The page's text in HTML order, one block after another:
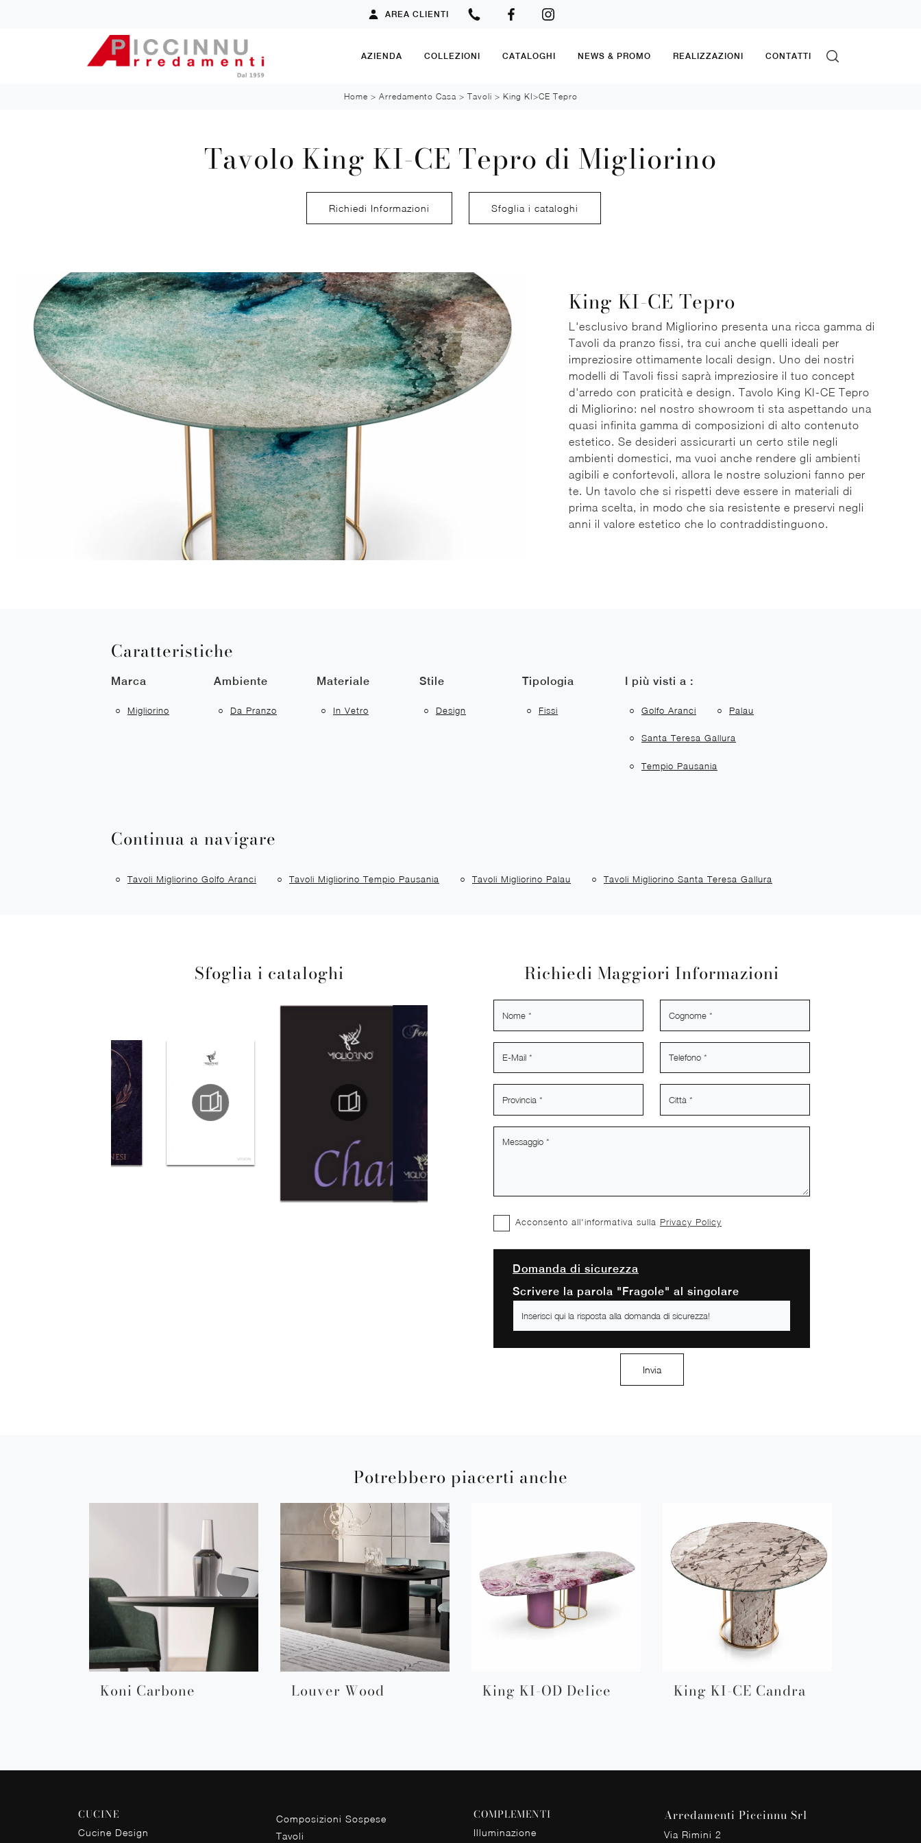
AREA CLIENTI
AZIENDA COLLEZIONI CATALOGHI NEWS & PROMO REALIZZAZIONI CONTATTI
Home > Arredamento Casa > Tavoli > King KI>CE Tepro
Tavolo King KI-CE Tepro di Migliorino
Richiedi Informazioni Sfoglia i cataloghi
King KI-CE Tepro
L'esclusivo brand Migliorino presenta una ricca gamma di
Tavoli da pranzo fissi, tra cui anche quelli ideali per
impreziosire ottimamente locali design. Uno dei nostri
modelli di Tavoli fissi saprà impreziosire il tuo concept
d'arredo con praticità e design. Tavolo King KI-CE Tepro
di Migliorino: nel nostro showroom ti sta aspettando una
quasi infinita gamma di composizioni di alto contenuto
estetico. Se desideri assicurarti un certo stile negli
ambienti domestici, ma vuoi anche rendere gli ambienti
agibili e confortevoli, allora le nostre soluzioni fanno per
te. Un tavolo che si rispetti deve essere in materiali di
prima scelta, in modo che sia resistente e preservi negli
anni il valore estetico che lo contraddistinguono.
Caratteristiche
Marca
Migliorino
Ambiente
Da Pranzo
Materiale
In Vetro
Stile
Design
Tipologia
Fissi
I più visti a :
Golfo Aranci Palau
Santa Teresa Gallura
Tempio Pausania
Continua a navigare
Tavoli Migliorino Golfo Aranci Tavoli Migliorino Tempio Pausania Tavoli Migliorino Palau Tavoli Migliorino Santa Teresa Gallura
Sfoglia i cataloghi Richiedi Maggiori Informazioni
Acconsento all'informativa sulla Privacy Policy
Domanda di sicurezza
Scrivere la parola "Fragole" al singolare
Invia
Potrebbero piacerti anche
Koni Carbone Louver Wood King KI-OD Delice King KI-CE Candra
CUCINE
Cucine Design
Composizioni Sospese
Tavoli
COMPLEMENTI
Illuminazione
Arredamenti Piccinnu Srl
Via Rimini 2